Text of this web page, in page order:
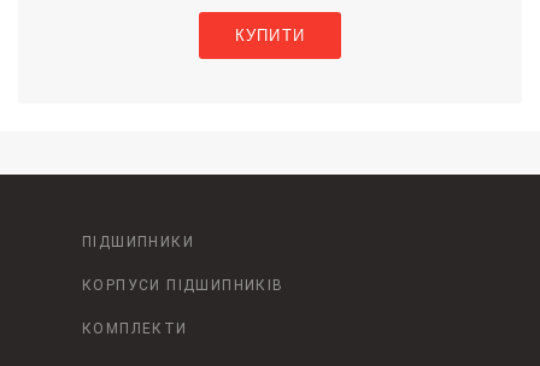
КУПИТИ
ПІДШИПНИКИ
КОРПУСИ ПІДШИПНИКІВ
КОМПЛЕКТИ